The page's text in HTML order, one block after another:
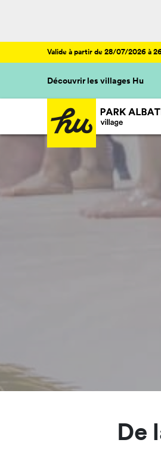
Valide à partir de 28/07/2026 à
Découvrir les villages Hu
De